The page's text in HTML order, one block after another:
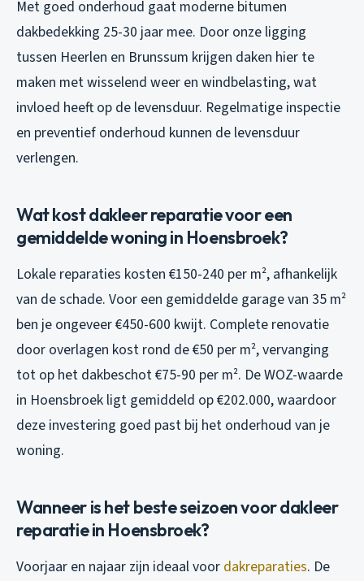
Met goed onderhoud gaat moderne bitumen
dakbedekking 25-30 jaar mee. Door onze ligging
tussen Heerlen en Brunssum krijgen daken hier te
maken met wisselend weer en windbelasting, wat
invloed heeft op de levensduur. Regelmatige inspectie
en preventief onderhoud kunnen de levensduur
verlengen.
Wat kost dakleer reparatie voor een
gemiddelde woning in Hoensbroek?
Lokale reparaties kosten €150-240 per m², afhankelijk
van de schade. Voor een gemiddelde garage van 35 m²
ben je ongeveer €450-600 kwijt. Complete renovatie
door overlagen kost rond de €50 per m², vervanging
tot op het dakbeschot €75-90 per m². De WOZ-waarde
in Hoensbroek ligt gemiddeld op €202.000, waardoor
deze investering goed past bij het onderhoud van je
woning.
Wanneer is het beste seizoen voor dakleer
reparatie in Hoensbroek?
Voorjaar en najaar zijn ideaal voor dakreparaties. De